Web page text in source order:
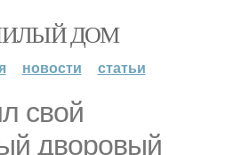
ДОМ
новости статьи
свой
дворовый